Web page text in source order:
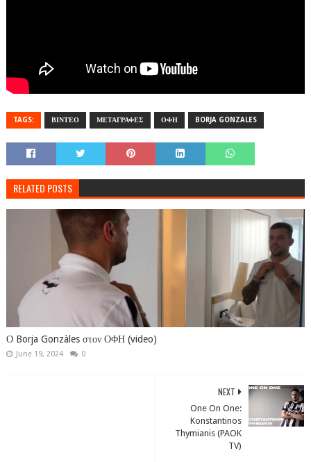
TAGS: ΒΙΝΤΕΟ ΜΕΤΑΓΡΑΦΕΣ ΟΦΗ BORJA GONZALES
RELATED POSTS
Ο Borja Gonzàles στον ΟΦΗ (video)
June 19, 2024 0
NEXT
One On One:
Konstantinos
Thymianis (PAOK
TV)